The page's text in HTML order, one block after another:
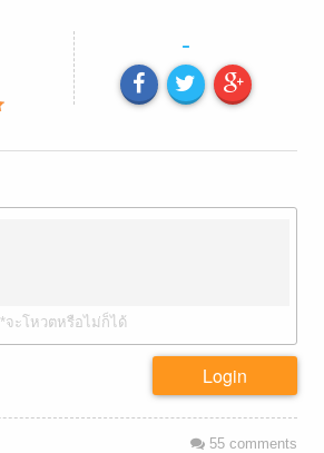
-
*จะโหวตหรือไม่ก็ได้
Login
55comments